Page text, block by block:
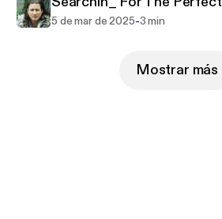
www.derrikjordan.com
https://www.facebook.com/pg/
5 de mar de 2025-3 min
Mostrar más